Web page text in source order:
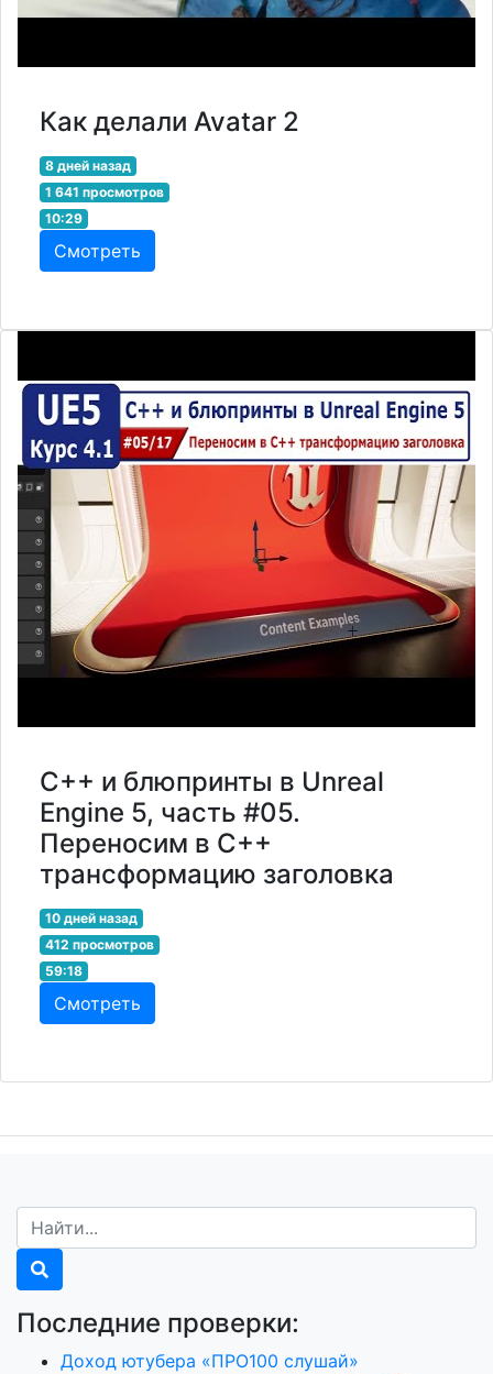
Как делали Avatar 2
8 дней назад
1 641 просмотров
10:29
Смотреть
С++ и блюпринты в Unreal
Engine 5, часть #05.
Переносим в С++
трансформацию заголовка
10 дней назад
412 просмотров
59:18
Смотреть
Последние проверки:
Доход ютубера «ПРО100 слушай»